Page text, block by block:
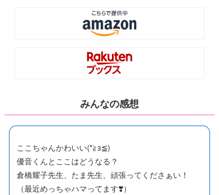
みんなの感想
ここちゃんかわいい(*≧з≦)
優音くんとここはどうなる？
倉橋耀子先生、たま先生、頑張ってくださぁい！
（最近めっちゃハマってます❣️）